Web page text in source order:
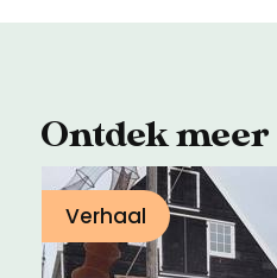
Ontdek meer
Verhaal